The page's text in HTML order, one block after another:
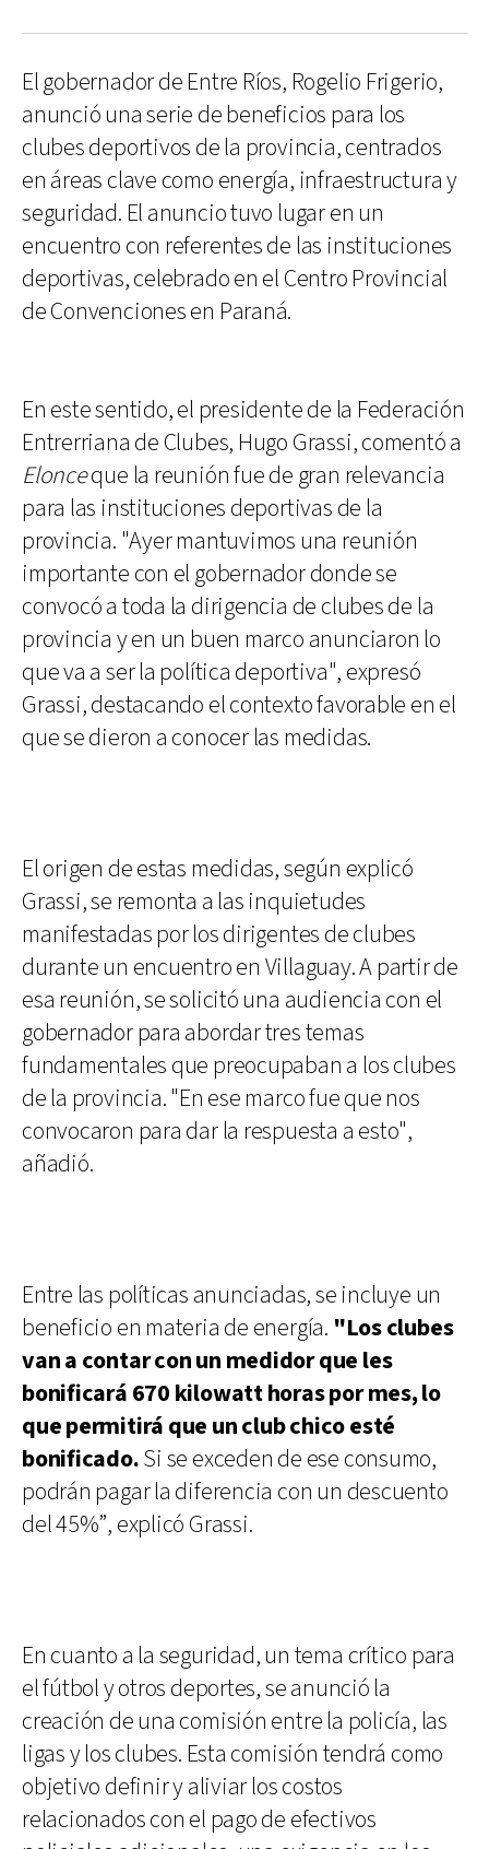
El gobernador de Entre Ríos, Rogelio Frigerio,
anunció una serie de beneficios para los
clubes deportivos de la provincia, centrados
en áreas clave como energía, infraestructura y
seguridad. El anuncio tuvo lugar en un
encuentro con referentes de las instituciones
deportivas, celebrado en el Centro Provincial
de Convenciones en Paraná.
En este sentido, el presidente de la Federación
Entrerriana de Clubes, Hugo Grassi, comentó a
Elonceque la reunión fue de gran relevancia
para las instituciones deportivas de la
provincia. "Ayer mantuvimos una reunión
importante con el gobernador donde se
convocó a toda la dirigencia de clubes de la
provincia y en un buen marco anunciaron lo
que va a ser la política deportiva", expresó
Grassi, destacando el contexto favorable en el
que se dieron a conocer las medidas.
El origen de estas medidas, según explicó
Grassi, se remonta a las inquietudes
manifestadas por los dirigentes de clubes
durante un encuentro en Villaguay. A partir de
esa reunión, se solicitó una audiencia con el
gobernador para abordar tres temas
fundamentales que preocupaban a los clubes
de la provincia. "En ese marco fue que nos
convocaron para dar la respuesta a esto",
añadió.
Entre las políticas anunciadas, se incluye un
beneficio en materia de energía. "Los clubes
van a contar con un medidor que les
bonificará 670 kilowatt horas por mes, lo
que permitirá que un club chico esté
bonificado.Si se exceden de ese consumo,
podrán pagar la diferencia con un descuento
del 45%”, explicó Grassi.
En cuanto a la seguridad, un tema crítico para
el fútbol y otros deportes, se anunció la
creación de una comisión entre la policía, las
ligas y los clubes. Esta comisión tendrá como
objetivo definir y aliviar los costos
relacionados con el pago de efectivos